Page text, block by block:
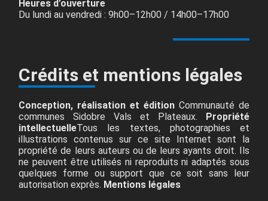
Heures d’ouverture
Du lundi au vendredi : 9h00–12h00 / 14h00–17h00
Crédits et mentions légales
Conception, réalisation et édition Communauté de
communes Sidobre Vals et Plateaux. Propriété
intellectuelleTous les textes, photographies et
illustrations contenus sur ce site Internet sont la
propriété de leurs auteurs ou de leurs ayants droit. Ils
ne peuvent être utilisés ni reproduits ni adaptés sous
quelques forme ou support que ce soit sans leur
autorisation exprès. Mentions légales